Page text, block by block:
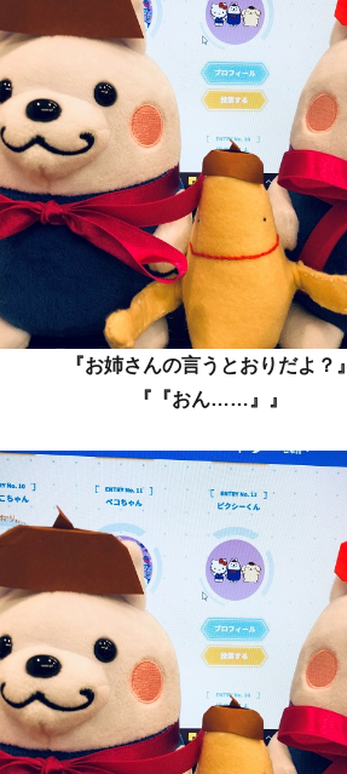
『お姉さんの言うとおりだよ？』
『『おん……』』